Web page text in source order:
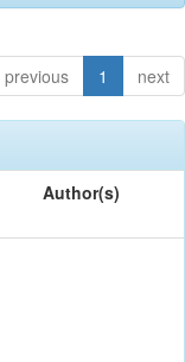
previous 1 next
Author(s)